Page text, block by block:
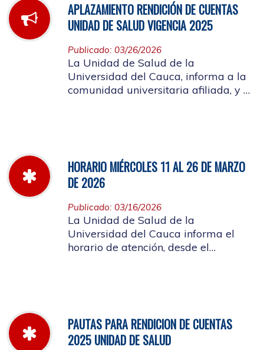
APLAZAMIENTO RENDICIÓN DE CUENTAS
UNIDAD DE SALUD VIGENCIA 2025
Publicado: 03/26/2026
La Unidad de Salud de la
Universidad del Cauca, informa a la
comunidad universitaria afiliada, y a
HORARIO MIÉRCOLES 11 AL 26 DE MARZO
DE 2026
Publicado: 03/16/2026
La Unidad de Salud de la
Universidad del Cauca informa el
horario de atención, desde el
PAUTAS PARA RENDICION DE CUENTAS
2025 UNIDAD DE SALUD